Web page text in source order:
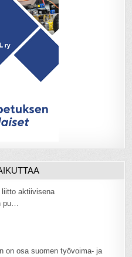
liitto aktiivisena
pu…
on osa suomen työvoima- ja